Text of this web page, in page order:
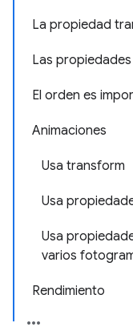
La propiedad
Las
El orden es
Animaciones
Usa transform
Usa
Usa
varios
Rendimiento